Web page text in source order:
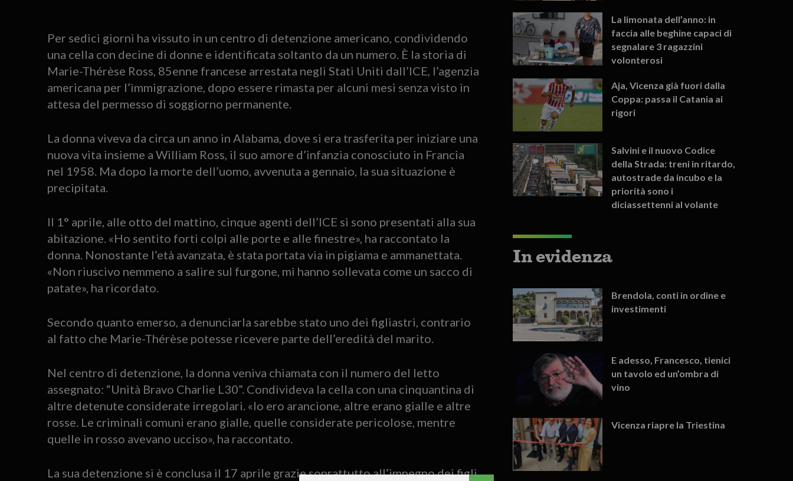
Per sedici giorni ha vissuto in un centro di detenzione americano, condividendo
una cella con decine di donne e identificata soltanto da un numero. È la storia di
Marie-Thérèse Ross, 85enne francese arrestata negli Stati Uniti dall’ICE, l’agenzia
americana per l’immigrazione, dopo essere rimasta per alcuni mesi senza visto in
attesa del permesso di soggiorno permanente.
La donna viveva da circa un anno in Alabama, dove si era trasferita per iniziare una
nuova vita insieme a William Ross, il suo amore d’infanzia conosciuto in Francia
nel 1958. Ma dopo la morte dell’uomo, avvenuta a gennaio, la sua situazione è
precipitata.
Il 1° aprile, alle otto del mattino, cinque agenti dell’ICE si sono presentati alla sua
abitazione. «Ho sentito forti colpi alle porte e alle finestre», ha raccontato la
donna. Nonostante l’età avanzata, è stata portata via in pigiama e ammanettata.
«Non riuscivo nemmeno a salire sul furgone, mi hanno sollevata come un sacco di
patate», ha ricordato.
Secondo quanto emerso, a denunciarla sarebbe stato uno dei figliastri, contrario
al fatto che Marie-Thérèse potesse ricevere parte dell’eredità del marito.
Nel centro di detenzione, la donna veniva chiamata con il numero del letto
assegnato: “Unità Bravo Charlie L30”. Condivideva la cella con una cinquantina di
altre detenute considerate irregolari. «Io ero arancione, altre erano gialle e altre
rosse. Le criminali comuni erano gialle, quelle considerate pericolose, mentre
quelle in rosso avevano ucciso», ha raccontato.
La sua detenzione si è conclusa il 17 aprile grazie soprattutto all’impegno dei figli.
La limonata dell’anno: in
faccia alle beghine capaci di
segnalare 3 ragazzini
volonterosi
Aja, Vicenza già fuori dalla
Coppa: passa il Catania ai
rigori
Salvini e il nuovo Codice
della Strada: treni in ritardo,
autostrade da incubo e la
priorità sono i
diciassettenni al volante
In evidenza
Brendola, conti in ordine e
investimenti
E adesso, Francesco, tienici
un tavolo ed un’ombra di
vino
Vicenza riapre la Triestina